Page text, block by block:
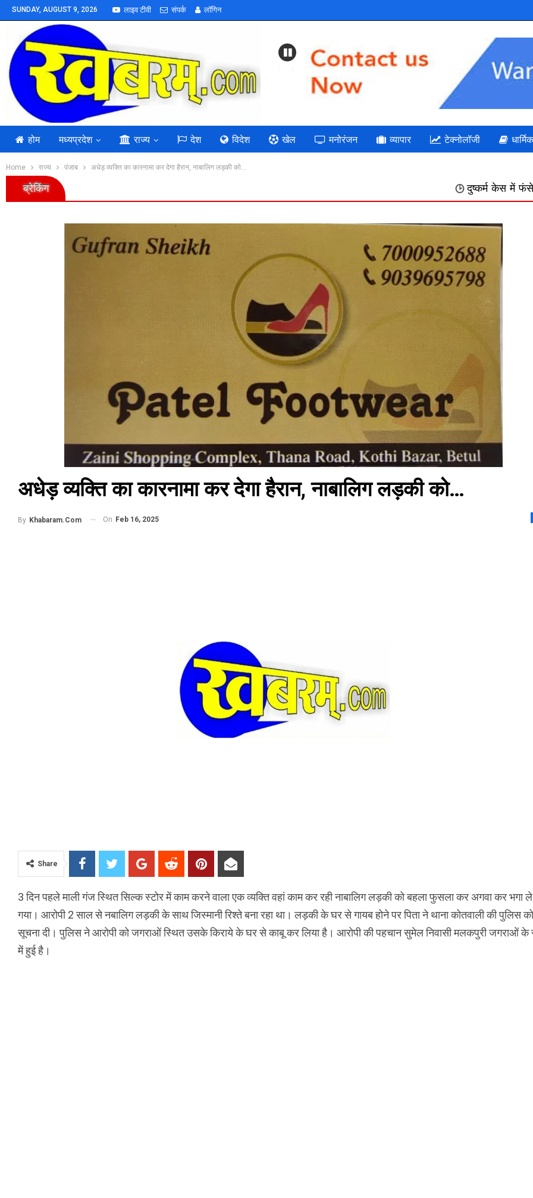
SUNDAY, AUGUST 9, 2026 लाइव टीवी संपर्क लॉगिन
Previous
होम मध्यप्रदेश राज्य देश विदेश खेल मनोरंजन व्यापार टेक्नोलॉजी धार्मिक
Home राज्य पंजाब अधेड़ व्यक्ति का कारनामा कर देगा हैरान, नाबालिग लड़की को…
ब्रेकिंग दुष्कर्म केस में फंसे बैतूल के प्रसिद्ध हृदय
अधेड़ व्यक्ति का कारनामा कर देगा हैरान, नाबालिग लड़की को…
By Khabaram.Com On Feb 16, 2025
Share
3 दिन पहले माली गंज स्थित सिल्क स्टोर में काम करने वाला एक व्यक्ति वहां काम कर रही नाबालिग लड़की को बहला फुसला कर अगवा कर भगा ले
गया। आरोपी 2 साल से नबालिग लड़की के साथ जिस्मानी रिश्ते बना रहा था। लड़की के घर से गायब होने पर पिता ने थाना कोतवाली की पुलिस को
सूचना दी। पुलिस ने आरोपी को जगराओं स्थित उसके किराये के घर से काबू कर लिया है। आरोपी की पहचान सुमेल निवासी मलकपुरी जगराओं के
में हुई है।